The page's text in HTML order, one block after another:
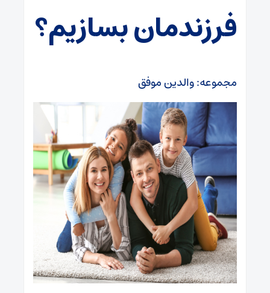
فرزندمان بسازیم؟
مجموعه: والدین موفق